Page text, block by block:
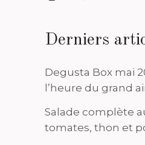
Derniers
Degusta Box mai
l’heure du grand
Salade complète
tomates, thon et